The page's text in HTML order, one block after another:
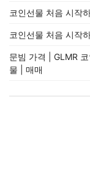
코인선물 처음 시작
코인선물 처음 시작
문빔 가격 | GLMR
물 | 매매